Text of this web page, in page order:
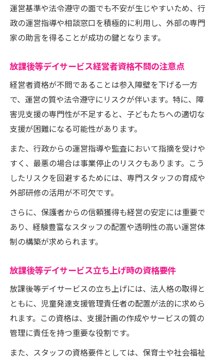
運営基準や法令遵守の面でも不安が生じやすいため、行
政の運営指導や相談窓口を積極的に利用し、外部の専門
家の助言を得ることが成功の鍵となります。
放課後等デイサービス経営者資格不問の注意点
経営者資格が不問であることは参入障壁を下げる一方
で、運営の質や法令遵守にリスクが伴います。特に、障
害児支援の専門性が不足すると、子どもたちへの適切な
支援が困難になる可能性があります。
また、行政からの運営指導や監査において指摘を受けや
すく、最悪の場合は事業停止のリスクもあります。こう
したリスクを回避するためには、専門スタッフの育成や
外部研修の活用が不可欠です。
さらに、保護者からの信頼獲得も経営の安定には重要で
あり、経験豊富なスタッフの配置や透明性の高い運営体
制の構築が求められます。
放課後等デイサービス立ち上げ時の資格要件
放課後等デイサービスの立ち上げには、法人格の取得と
ともに、児童発達支援管理責任者の配置が法的に求めら
れます。この資格は、支援計画の作成やサービスの質の
管理に責任を持つ重要な役割です。
また、スタッフの資格要件としては、保育士や社会福祉